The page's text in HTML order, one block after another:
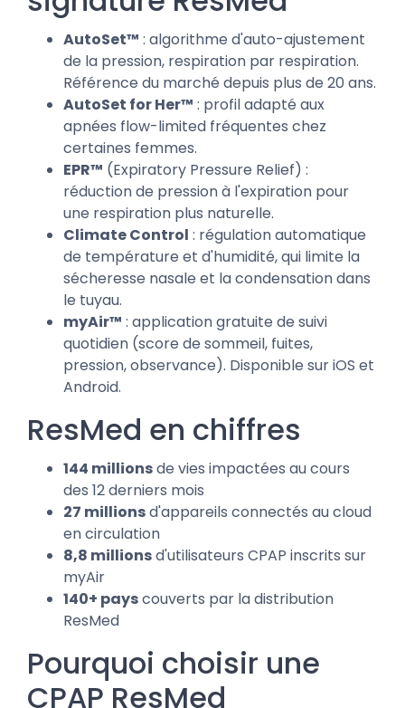
AutoSet™ : algorithme d'auto-ajustement
de la pression, respiration par respiration.
Référence du marché depuis plus de 20 ans.
AutoSet for Her™ : profil adapté aux
apnées flow-limited fréquentes chez
certaines femmes.
EPR™ (Expiratory Pressure Relief) :
réduction de pression à l'expiration pour
une respiration plus naturelle.
Climate Control : régulation automatique
de température et d'humidité, qui limite la
sécheresse nasale et la condensation dans
le tuyau.
myAir™ : application gratuite de suivi
quotidien (score de sommeil, fuites,
pression, observance). Disponible sur iOS et
Android.
ResMed en chiffres
144 millionsde vies impactées au cours
des 12 derniers mois
27 millionsd'appareils connectés au cloud
en circulation
8,8 millionsd'utilisateurs CPAP inscrits sur
myAir
140+ payscouverts par la distribution
ResMed
Pourquoi choisir une
CPAP ResMed